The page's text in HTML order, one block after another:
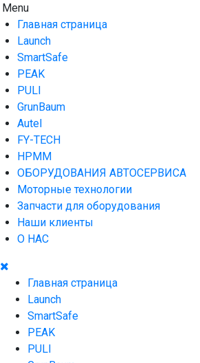
Skip
to
content
AUTO HOUSE
Технологии автосервиса —
Launch в Армении,Launch Armenia
Menu
Главная страница
Launch
SmartSafe
PEAK
PULI
GrunBaum
Autel
FY-TECH
HPMM
ОБОРУДОВАНИЯ АВТОСЕРВИСА
Моторные технологии
Запчасти для оборудования
Наши клиенты
О НАС
Главная страница
Launch
SmartSafe
PEAK
PULI